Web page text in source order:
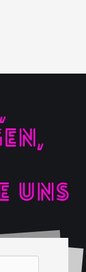
UNS